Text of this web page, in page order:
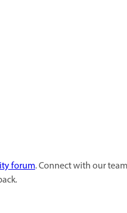
forum. Connect with our